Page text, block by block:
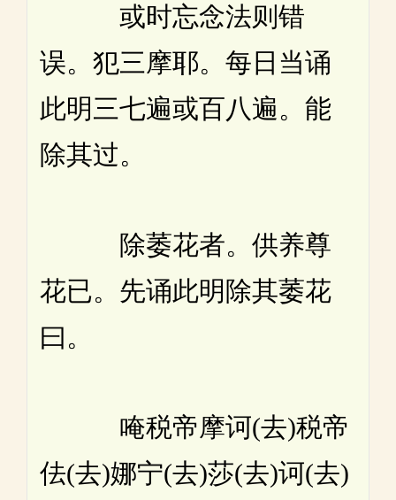
或时忘念法则错
误。犯三摩耶。每日当诵
此明三七遍或百八遍。能
除其过。
除萎花者。供养尊
花已。先诵此明除其萎花
曰。
唵税帝摩诃(去)税帝
佉(去)娜宁(去)莎(去)诃(去)